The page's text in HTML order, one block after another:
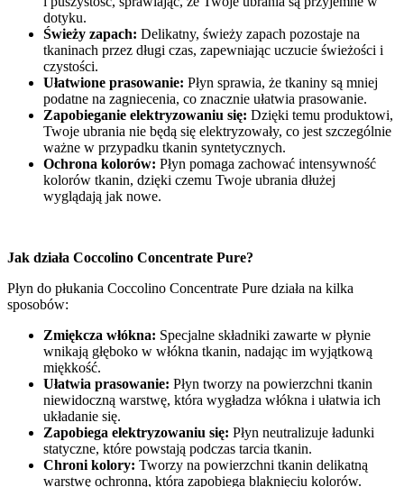
dotyku.
Świeży zapach: Delikatny, świeży zapach pozostaje na
tkaninach przez długi czas, zapewniając uczucie świeżości i
czystości.
Ułatwione prasowanie: Płyn sprawia, że tkaniny są mniej
podatne na zagniecenia, co znacznie ułatwia prasowanie.
Zapobieganie elektryzowaniu się: Dzięki temu produktowi,
Twoje ubrania nie będą się elektryzowały, co jest szczególnie
ważne w przypadku tkanin syntetycznych.
Ochrona kolorów: Płyn pomaga zachować intensywność
kolorów tkanin, dzięki czemu Twoje ubrania dłużej
wyglądają jak nowe.
Jak działa Coccolino Concentrate Pure?
Płyn do płukania Coccolino Concentrate Pure działa na kilka
sposobów:
Zmiękcza włókna: Specjalne składniki zawarte w płynie
wnikają głęboko w włókna tkanin, nadając im wyjątkową
miękkość.
Ułatwia prasowanie: Płyn tworzy na powierzchni tkanin
niewidoczną warstwę, która wygładza włókna i ułatwia ich
układanie się.
Zapobiega elektryzowaniu się: Płyn neutralizuje ładunki
statyczne, które powstają podczas tarcia tkanin.
Chroni kolory: Tworzy na powierzchni tkanin delikatną
warstwę ochronną, która zapobiega blaknięciu kolorów.